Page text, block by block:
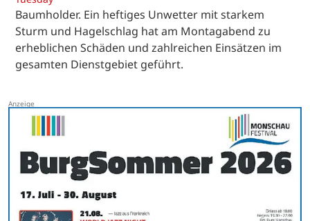
Baumholder. Ein heftiges Unwetter mit starkem
Sturm und Hagelschlag hat am Montagabend zu
erheblichen Schäden und zahlreichen Einsätzen im
gesamten Dienstgebiet geführt.